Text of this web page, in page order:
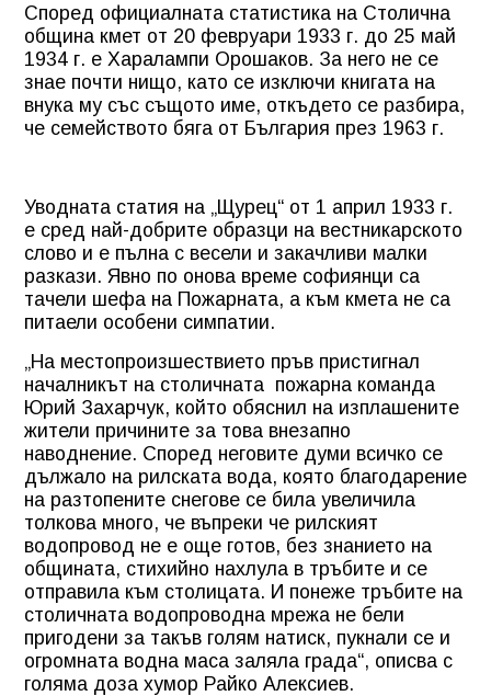
Според официалната статистика на Столична
община кмет от 20 февруари 1933 г. до 25 май
1934 г. е Харалампи Орошаков. За него не се
знае почти нищо, като се изключи книгата на
внука му със същото име, откъдето се разбира,
че семейството бяга от България през 1963 г.
Уводната статия на „Щурец“ от 1 април 1933 г.
е сред най-добрите образци на вестникарското
слово и е пълна с весели и закачливи малки
разкази. Явно по онова време софиянци са
тачели шефа на Пожарната, а към кмета не са
питаели особени симпатии.
„На местопроизшествието пръв пристигнал
началникът на столичната пожарна команда
Юрий Захарчук, който обяснил на изплашените
жители причините за това внезапно
наводнение. Според неговите думи всичко се
дължало на рилската вода, която благодарение
на разтопените снегове се била увеличила
толкова много, че въпреки че рилският
водопровод не е още готов, без знанието на
общината, стихийно нахлула в тръбите и се
отправила към столицата. И понеже тръбите на
столичната водопроводна мрежа не бели
пригодени за такъв голям натиск, пукнали се и
огромната водна маса заляла града“, описва с
голяма доза хумор Райко Алексиев.